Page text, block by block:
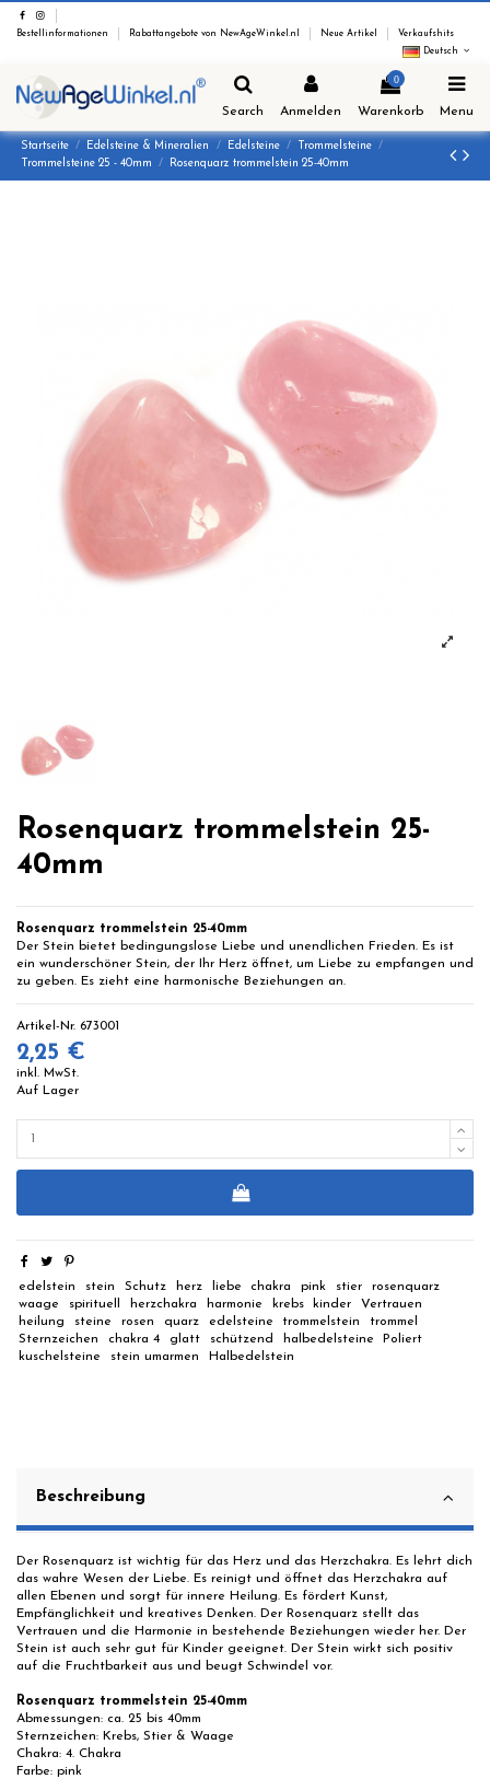
Bestellinformationen Rabattangebote von NewAgeWinkel.nl Neue Artikel
Verkaufshits
Deutsch
Search Anmelden
0
Warenkorb Menu
Startseite Edelsteine & Mineralien Edelsteine
Trommelsteine
Trommelsteine 25 - 40mm
Rosenquarz trommelstein 25-40mm
Rosenquarz trommelstein 25-
40mm
Rosenquarz trommelstein 25-40mm
Der Stein bietet bedingungslose Liebe und unendlichen Frieden. Es ist
ein wunderschöner Stein, der Ihr Herz öffnet, um Liebe zu empfangen und
zu geben. Es zieht eine harmonische Beziehungen an.
Artikel-Nr. 673001
2,25 €
inkl. MwSt.
Auf Lager
edelstein stein Schutz herz liebe chakra pink stier
rosenquarz
waage
spirituell herzchakra harmonie krebs kinder
Vertrauen
heilung
steine rosen quarz edelsteine trommelstein
trommel
Sternzeichen
chakra 4 glatt schützend halbedelsteine
Poliert
kuschelsteine
stein umarmen Halbedelstein
Beschreibung
Der Rosenquarz ist wichtig für das Herz und das Herzchakra. Es lehrt dich
das wahre Wesen der Liebe. Es reinigt und öffnet das Herzchakra auf
allen Ebenen und sorgt für innere Heilung. Es fördert Kunst,
Empfänglichkeit und kreatives Denken. Der Rosenquarz stellt das
Vertrauen und die Harmonie in bestehende Beziehungen wieder her. Der
Stein ist auch sehr gut für Kinder geeignet. Der Stein wirkt sich positiv
auf die Fruchtbarkeit aus und beugt Schwindel vor.
Rosenquarz trommelstein 25-40mm
Abmessungen: ca. 25 bis 40mm
Sternzeichen: Krebs, Stier & Waage
Chakra: 4. Chakra
Farbe: pink